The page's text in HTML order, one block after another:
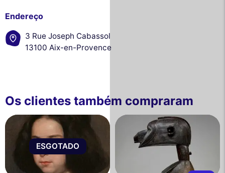
Endereço
3 Rue Joseph Cabassol
13100 Aix-en-Provence
Os clientes também compraram
ESGOTADO